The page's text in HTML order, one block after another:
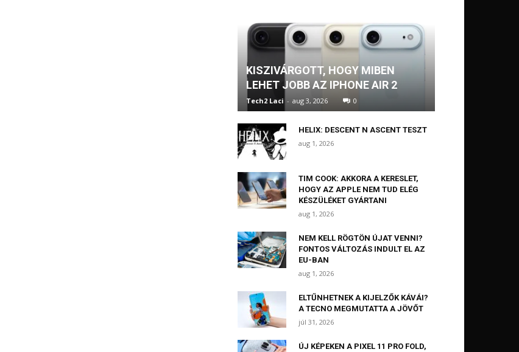
KISZIVÁRGOTT, HOGY MIBEN
LEHET JOBB AZ IPHONE AIR 2
Tech2 Laci - aug 3, 2026 0
HELIX: DESCENT N ASCENT TESZT
aug 1, 2026
TIM COOK: AKKORA A KERESLET,
HOGY AZ APPLE NEM TUD ELÉG
KÉSZÜLÉKET GYÁRTANI
aug 1, 2026
NEM KELL RÖGTÖN ÚJAT VENNI?
FONTOS VÁLTOZÁS INDULT EL AZ
EU-BAN
aug 1, 2026
ELTŰNHETNEK A KIJELZŐK KÁVÁI?
A TECNO MEGMUTATTA A JÖVŐT
júl 31, 2026
ÚJ KÉPEKEN A PIXEL 11 PRO FOLD,